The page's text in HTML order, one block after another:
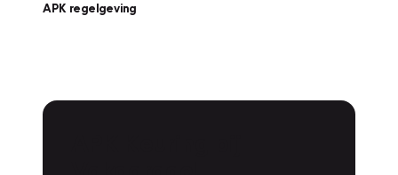
APK regelgeving